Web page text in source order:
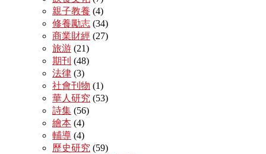
親子教養 (4)
修養勵志 (34)
商業財經 (27)
旅游 (21)
期刊 (48)
法律 (3)
社會刊物 (1)
華人研究 (53)
詩集 (56)
繪本 (4)
輔導 (4)
歷史研究 (59)